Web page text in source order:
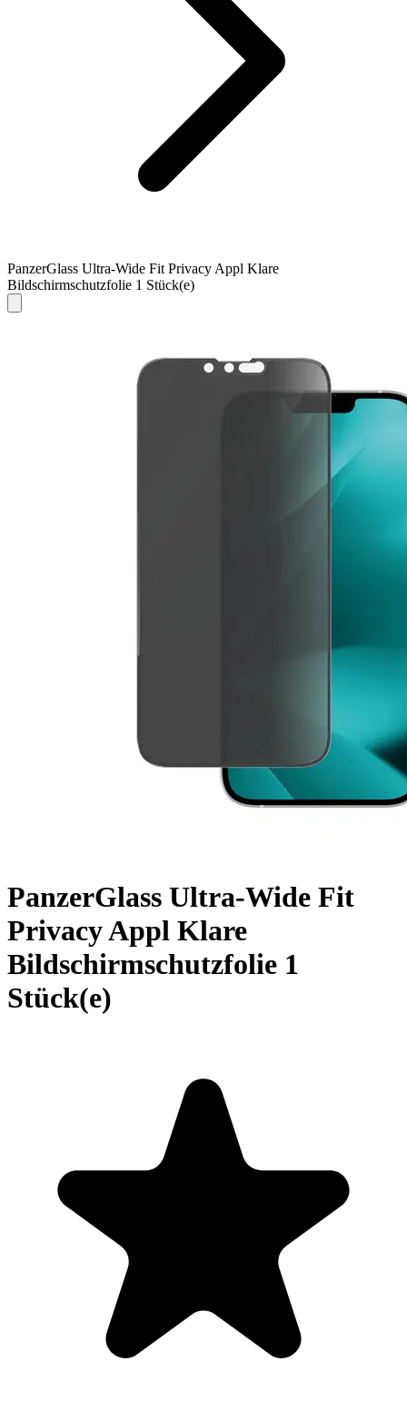
PanzerGlass Ultra-Wide Fit Privacy Appl Klare
Bildschirmschutzfolie 1 Stück(e)
PanzerGlass Ultra-Wide Fit
Privacy Appl Klare
Bildschirmschutzfolie 1
Stück(e)